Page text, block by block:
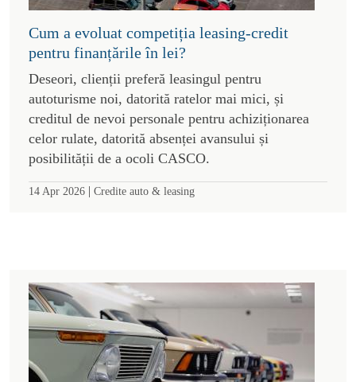
Cum a evoluat competiția leasing-credit
pentru finanțările în lei?
Deseori, clienții preferă leasingul pentru
autoturisme noi, datorită ratelor mai mici, și
creditul de nevoi personale pentru achiziționarea
celor rulate, datorită absenței avansului și
posibilității de a ocoli CASCO.
14 Apr 2026 | Credite auto & leasing